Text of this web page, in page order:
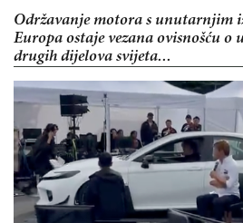
Održavanje motora s unutarnjim
Europa ostaje vezana ovisnošću o
drugih dijelova svijeta...